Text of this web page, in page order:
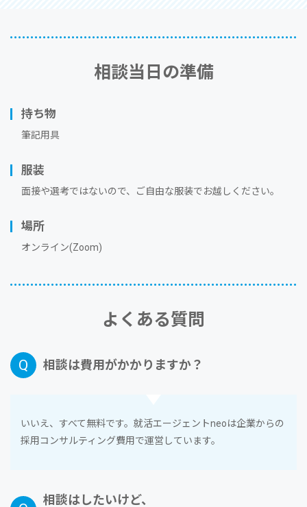
相談当⽇の準備
持ち物
筆記用具
服装
⾯接や選考ではないので、ご⾃由な服装でお越しください。
場所
オンライン(Zoom)
よくある質問
相談は費⽤がかかりますか？
いいえ、すべて無料です。就活エージェントneoは企業からの
採⽤コンサルティング費⽤で運営しています。
相談はしたいけど、